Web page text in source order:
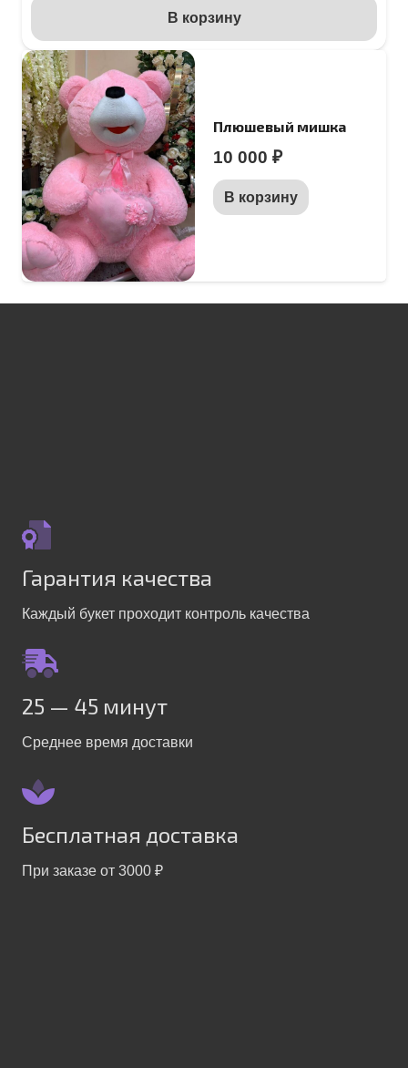
В корзину
Плюшевый мишка
10 000 ₽
В корзину
Гарантия качества
Каждый букет проходит контроль качества
25 — 45 минут
Среднее время доставки
Бесплатная доставка
При заказе от 3000 ₽